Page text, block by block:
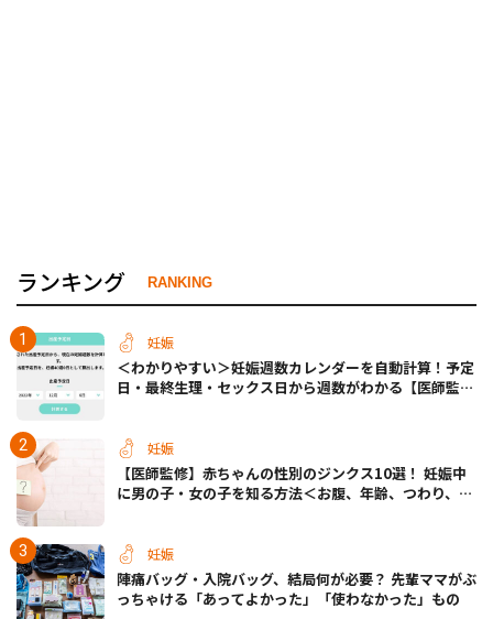
ランキング RANKING
妊娠
＜わかりやすい＞妊娠週数カレンダーを自動計算！予定
日・最終生理・セックス日から週数がわかる【医師監
妊娠
【医師監修】赤ちゃんの性別のジンクス10選！ 妊娠中
に男の子・女の子を知る方法＜お腹、年齢、つわり、胎
妊娠
陣痛バッグ・入院バッグ、結局何が必要？ 先輩ママがぶ
っちゃける「あってよかった」「使わなかった」もの